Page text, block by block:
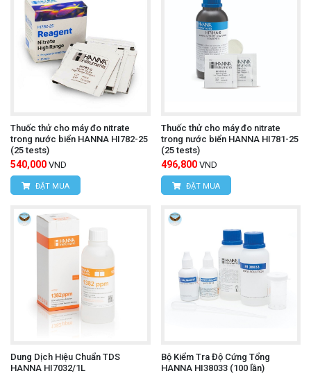
Thuốc thử cho máy đo nitrate
trong nước biển HANNA HI782-25
(25 tests)
540,000 VND
ĐẶT MUA
Thuốc thử cho máy đo nitrate
trong nước biển HANNA HI781-25
(25 tests)
496,800 VND
ĐẶT MUA
Dung Dịch Hiệu Chuẩn TDS
HANNA HI7032/1L
Bộ Kiểm Tra Độ Cứng Tổng
HANNA HI38033 (100 lần)